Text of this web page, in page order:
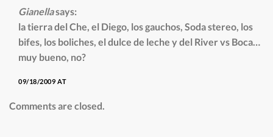
Gianellasays:
la tierra del Che, el Diego, los gauchos, Soda stereo, los
bifes, los boliches, el dulce de leche y del River vs Boca…
muy bueno, no?
09/18/2009 AT
Comments are closed.